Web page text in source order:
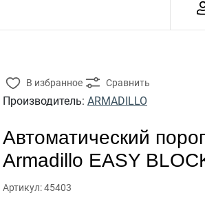
В избранное Сравнить
Производитель: ARMADILLO
Автоматический порог
Armadillo EASY
Артикул: 45403